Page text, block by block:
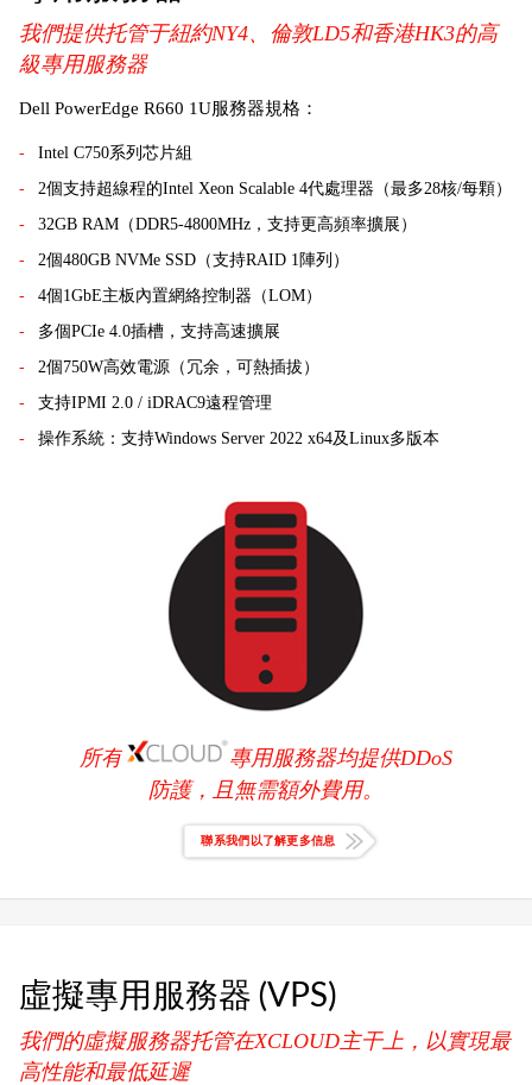
我們提供托管于紐約NY4、倫敦LD5和香港HK3的高
級專用服務器
Dell PowerEdge R660 1U服務器規格：
Intel C750系列芯片組
2個支持超線程的Intel Xeon Scalable 4代處理器（最多28核/每顆）
32GB RAM（DDR5-4800MHz，支持更高頻率擴展）
2個480GB NVMe SSD（支持RAID 1陣列）
4個1GbE主板內置網絡控制器（LOM）
多個PCIe 4.0插槽，支持高速擴展
2個750W高效電源（冗余，可熱插拔）
支持IPMI 2.0 / iDRAC9遠程管理
操作系統：支持Windows Server 2022 x64及Linux多版本
所有
專用服務器均提供DDoS
防護，且無需額外費用。
聯系我們以了解更多信息
虛擬專用服務器 (VPS)
我們的虛擬服務器托管在XCLOUD主干上，以實現最
高性能和最低延遲